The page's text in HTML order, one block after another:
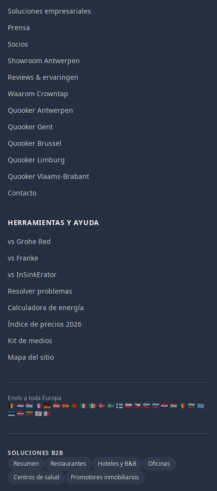
Soluciones empresariales
Prensa
Socios
Showroom Antwerpen
Reviews & ervaringen
Waarom Crowntap
Quooker Antwerpen
Quooker Gent
Quooker Brussel
Quooker Limburg
Quooker Vlaams-Brabant
Contacto
HERRAMIENTAS Y AYUDA
vs Grohe Red
vs Franke
vs InSinkErator
Resolver problemas
Calculadora de energía
Índice de precios 2026
Kit de medios
Mapa del sitio
Envío a toda Europa
🇧🇪 🇳🇱 🇱🇺 🇫🇷 🇩🇪 🇦🇹 🇪🇸 🇵🇹 🇮🇹 🇮🇪 🇩🇰 🇸🇪 🇫🇮 🇵🇱 🇨🇿 🇸🇰 🇸🇮 🇭🇷 🇭🇺 🇷🇴 🇧🇬 🇬🇷
🇪🇪 🇱🇻 🇱🇹 🇨🇾 🇲🇹
SOLUCIONES B2B
Resumen
Restaurantes Hoteles y B&B
Oficinas
Centros de salud
Promotores inmobiliarios